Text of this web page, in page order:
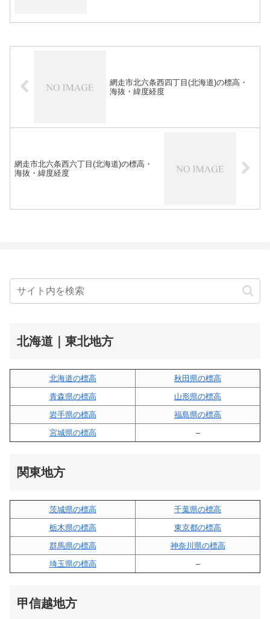
網走市北六条西四丁目(北海道)の標高・
海抜・緯度経度
網走市北六条西六丁目(北海道)の標高・
海抜・緯度経度
北海道｜東北地方
北海道の標高
秋田県の標高
青森県の標高
山形県の標高
岩手県の標高
福島県の標高
宮城県の標高
–
関東地方
茨城県の標高
千葉県の標高
栃木県の標高
東京都の標高
群馬県の標高
神奈川県の標高
埼玉県の標高
–
甲信越地方